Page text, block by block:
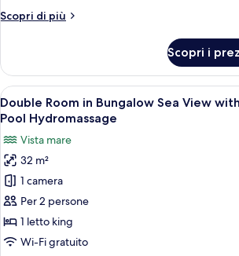
alla
60qm)
Scopri di più
Altri
Deluxe,
di
fronte
alla
spiaggia
(Bungalow,
60qm)
Scopri i
Apri
tutte
foto
per
Double
Room
in
Bungalow
Una
6
Double Room in Bungalow Sea View
Pool Hydromassage
Vista mare
32 m²
1 camera
Per 2 persone
1 letto king
Wi-Fi gratuito